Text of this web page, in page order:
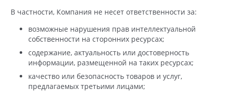
В частности, Компания не несет ответственности за:
возможные нарушения прав интеллектуальной
собственности на сторонних ресурсах;
содержание, актуальность или достоверность
информации, размещенной на таких ресурсах;
качество или безопасность товаров и услуг,
предлагаемых третьими лицами;